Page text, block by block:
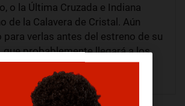
o la Última Cruzada e Indiana
de la Calavera de Cristal. Aún
verlas antes del estreno de su
que probablemente llegará a los
verano.